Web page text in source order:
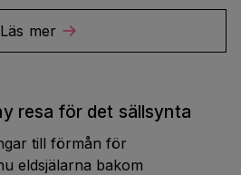
Läs mer
resa för det sällsynta
till förmån för
eldsjälarna bakom